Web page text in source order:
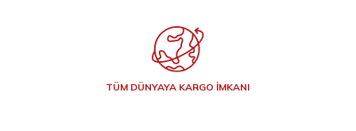
TÜM DÜNYAYA KARGO İMKANI